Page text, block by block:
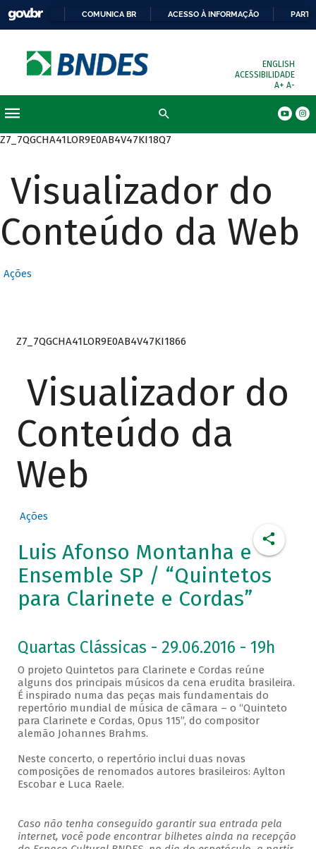
COMUNICA BR ACESSO À INFORMAÇÃO
ENGLISH
ACESSIBILIDADE
A+ A-
Z7_7QGCHA41LOR9E0AB4V47KI18Q7
Visualizador do
Conteúdo da Web
Ações
Z7_7QGCHA41LOR9E0AB4V47KI1866
Visualizador do
Conteúdo da
Web
Ações
Luis Afonso Montanha e
Ensemble SP / “Quintetos
para Clarinete e Cordas”
Quartas Clássicas - 29.06.2016 - 19h
O projeto Quintetos para Clarinete e Cordas reúne
alguns dos principais músicos da cena erudita brasileira.
É inspirado numa das peças mais fundamentais do
repertório mundial de música de câmara – o “Quinteto
para Clarinete e Cordas, Opus 115”, do compositor
alemão Johannes Brahms.
Neste concerto, o repertório inclui duas novas
composições de renomados autores brasileiros: Aylton
Escobar e Luca Raele.
Caso não tenha conseguido garantir sua entrada pela
internet, você pode encontrar bilhetes ainda na recepção